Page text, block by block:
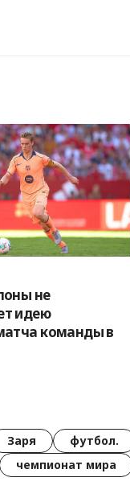
не
идею
команды в
Заря футбол.
чемпионат мира